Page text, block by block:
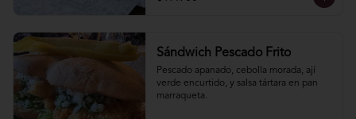
Sándwich Pescado Frito
Pescado apanado, cebolla morada, ají­
verde encurtido, y salsa tártara en pan
marraqueta.